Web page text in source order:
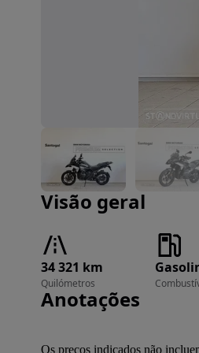
Visão geral
34 321 km
Quilómetros
Anotações
Os preços indicados não